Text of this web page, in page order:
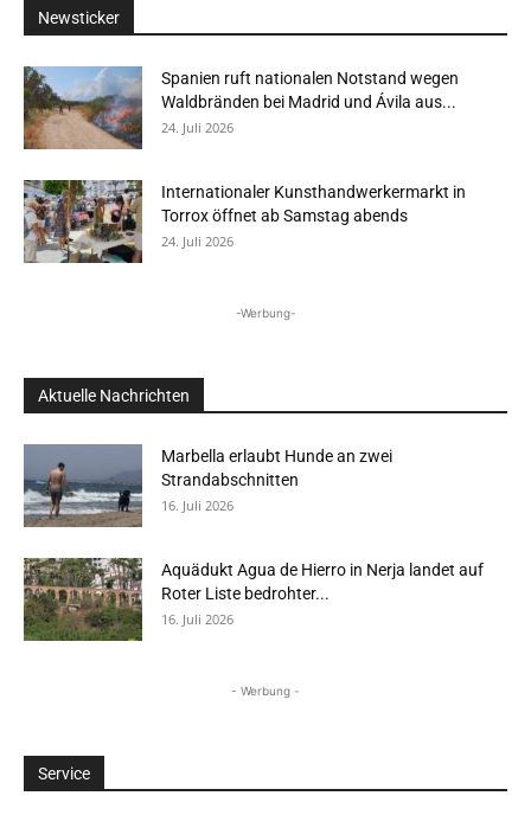
Newsticker
Spanien ruft nationalen Notstand wegen
Waldbränden bei Madrid und Ávila aus...
24. Juli 2026
Internationaler Kunsthandwerkermarkt in
Torrox öffnet ab Samstag abends
24. Juli 2026
-Werbung-
Aktuelle Nachrichten
Marbella erlaubt Hunde an zwei
Strandabschnitten
16. Juli 2026
Aquädukt Agua de Hierro in Nerja landet auf
Roter Liste bedrohter...
16. Juli 2026
- Werbung -
Service